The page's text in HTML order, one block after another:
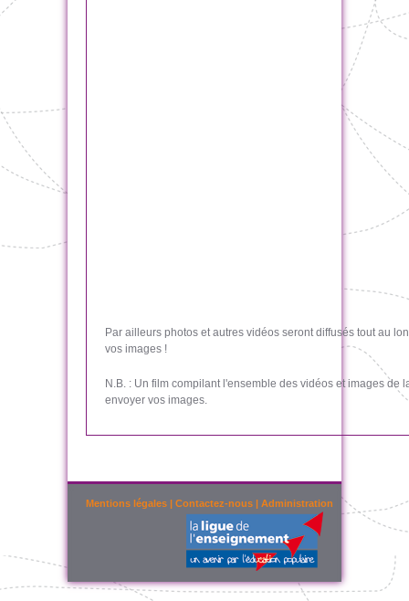
Par ailleurs photos et autres vidéos seront diffusés tout au
vos images !
N.B. : Un film compilant l'ensemble des vidéos et images de
envoyer vos images.
Mentions légales | Contactez-nous | Administration